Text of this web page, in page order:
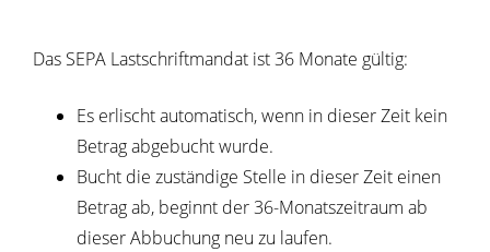
Das SEPA Lastschriftmandat ist 36 Monate gültig:
Es erlischt automatisch, wenn in dieser Zeit kein
Betrag abgebucht wurde.
Bucht die zuständige Stelle in dieser Zeit einen
Betrag ab, beginnt der 36-Monatszeitraum ab
dieser Abbuchung neu zu laufen.